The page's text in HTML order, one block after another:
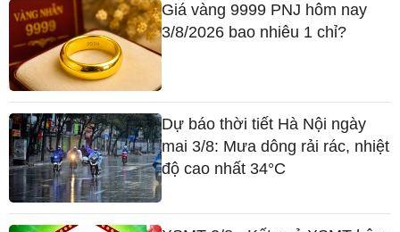
Giá vàng 9999 PNJ hôm nay
3/8/2026 bao nhiêu 1 chỉ?
Dự báo thời tiết Hà Nội ngày
mai 3/8: Mưa dông rải rác, nhiệt
độ cao nhất 34°C